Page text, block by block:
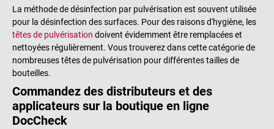
La méthode de désinfection par pulvérisation est souvent utilisée
pour la désinfection des surfaces. Pour des raisons d'hygiène, les
têtes de pulvérisation doivent évidemment être remplacées et
nettoyées régulièrement. Vous trouverez dans cette catégorie de
nombreuses têtes de pulvérisation pour différentes tailles de
bouteilles.
Commandez des distributeurs et des
applicateurs sur la boutique en ligne
DocCheck